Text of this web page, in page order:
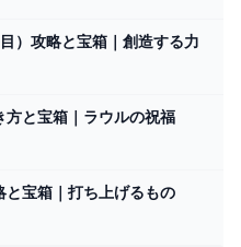
）攻略と宝箱｜創造する力
と宝箱｜ラウルの祝福
宝箱｜打ち上げるもの